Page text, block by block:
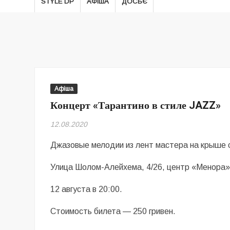
Афіша
Концерт «Тарантино в стиле JAZZ»
12.08.2020
Джазовые мелодии из лент мастера на крыше
Улица Шолом-Алейхема, 4/26, центр
12 августа в 20:00.
Стоимость билета — 250 гривен.